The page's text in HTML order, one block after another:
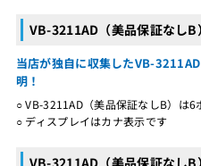
VB-3211AD（美品保証なしB
当店が独自に収集したVB-
明！
○ VB-3211AD（美品保証なしB）は6
○ ディスプレイはカナ表示です
VB-3211AD（美品保証なしB